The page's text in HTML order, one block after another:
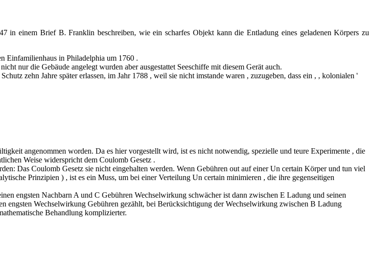
einem Brief B. Franklin beschreiben, wie ein scharfes Objekt kann die Entladung eines geladenen Körpers zu
Einfamilienhaus in Philadelphia um 1760 .
nur die Gebäude angelegt wurden aber ausgestattet Seeschiffe mit diesem Gerät auch.
zehn Jahre später erlassen, im Jahr 1788 , weil sie nicht imstande waren , zuzugeben, dass ein , , kolonialen '
angenommen worden. Da es hier vorgestellt wird, ist es nicht notwendig, spezielle und teure Experimente , die
Weise widerspricht dem Coulomb Gesetz .
Das Coulomb Gesetz sie nicht eingehalten werden. Wenn Gebühren out auf einer Un certain Körper und tun viel
Prinzipien ) , ist es ein Muss, um bei einer Verteilung Un certain minimieren , die ihre gegenseitigen
engsten Nachbarn A und C Gebühren Wechselwirkung schwächer ist dann zwischen E Ladung und seinen
engsten Wechselwirkung Gebühren gezählt, bei Berücksichtigung der Wechselwirkung zwischen B Ladung
Behandlung komplizierter.